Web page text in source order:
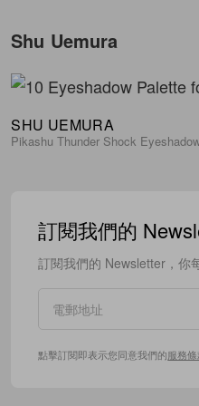
Shu Uemura
SHU UEMURA
Pikashu Thunder Shock
訂閱我們的
訂閱我們的 Newsletter，你
點擊訂閱即表示您同意我們的服務